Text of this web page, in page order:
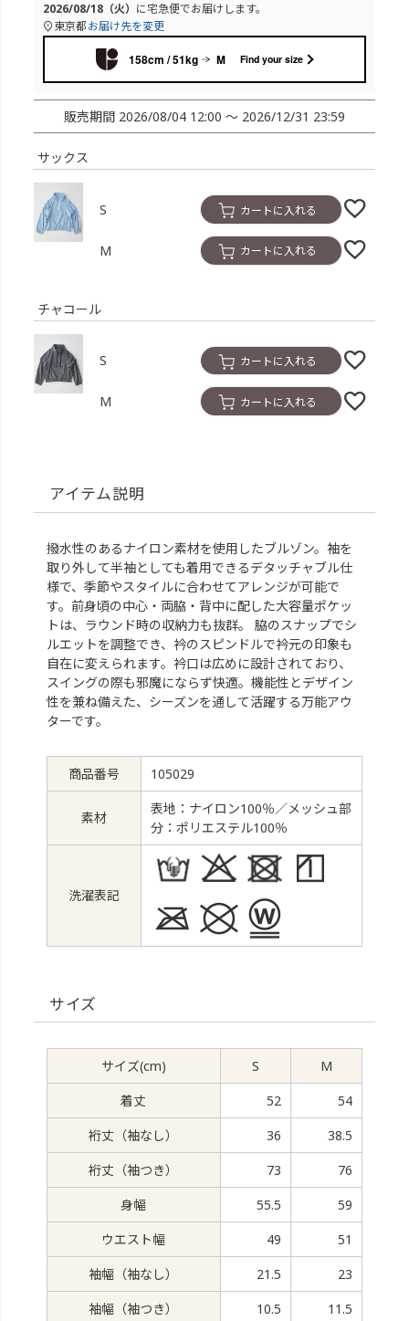
2026/08/18（火） に宅急便でお届けします。
東京都お届け先を変更
158cm / 51kg M Find your size
販売期間 2026/08/04 12:00 〜 2026/12/31 23:59
サックス
S カートに入れる
M カートに入れる
チャコール
S カートに入れる
M カートに入れる
アイテム説明
撥水性のあるナイロン素材を使用したブルゾン。袖を
取り外して半袖としても着用できるデタッチャブル仕
様で、季節やスタイルに合わせてアレンジが可能で
す。前身頃の中心・両脇・背中に配した大容量ポケッ
トは、ラウンド時の収納力も抜群。 脇のスナップでシ
ルエットを調整でき、衿のスピンドルで衿元の印象も
自在に変えられます。衿口は広めに設計されており、
スイングの際も邪魔にならず快適。機能性とデザイン
性を兼ね備えた、シーズンを通して活躍する万能アウ
ターです。
商品番号 105029
素材
表地：ナイロン100％／メッシュ部
分：ポリエステル100％
洗濯表記
サイズ
サイズ(cm) S
M
着丈
52
54
裄丈（袖なし）
36
38.5
裄丈（袖つき）
73
76
身幅
55.5
59
ウエスト幅
49
51
袖幅（袖なし）
21.5
23
袖幅（袖つき）
10.5 11.5